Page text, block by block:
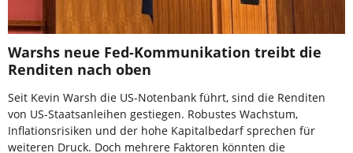
Warshs neue Fed-Kommunikation treibt die
Renditen nach oben
Seit Kevin Warsh die US-Notenbank führt, sind die Renditen
von US-Staatsanleihen gestiegen. Robustes Wachstum,
Inflationsrisiken und der hohe Kapitalbedarf sprechen für
weiteren Druck. Doch mehrere Faktoren könnten die